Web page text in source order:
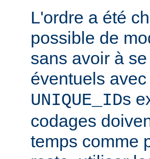
L'ordre a été
possible de
sans avoir à
éventuels
UNIQUE_IDs
codages
temps comme